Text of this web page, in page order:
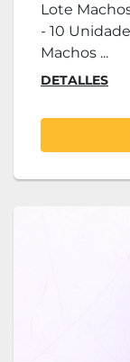
Lote
- 10
Machos ...
DETALLES